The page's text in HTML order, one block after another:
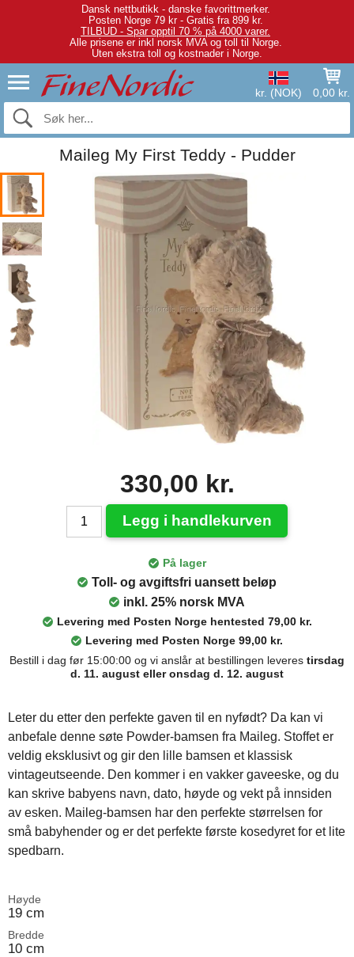
Dansk nettbutikk - danske favorittmerker.
Posten Norge 79 kr - Gratis fra 899 kr.
TILBUD - Spar opptil 70 % på 4000 varer.
Alle prisene er inkl norsk MVA og toll til Norge.
Uten ekstra toll og kostnader i Norge.
kr. (NOK) 0,00 kr.
Maileg My First Teddy - Pudder
330,00 kr.
Legg i handlekurven
På lager
Toll- og avgiftsfri uansett beløp
inkl. 25% norsk MVA
Levering med Posten Norge hentested 79,00 kr.
Levering med Posten Norge 99,00 kr.
Bestill i dag før 15:00:00 og vi anslår at bestillingen leveres tirsdag
d. 11. august eller onsdag d. 12. august
Leter du etter den perfekte gaven til en nyfødt? Da kan vi
anbefale denne søte Powder-bamsen fra Maileg. Stoffet er
veldig eksklusivt og gir den lille bamsen et klassisk
vintageutseende. Den kommer i en vakker gaveeske, og du
kan skrive babyens navn, dato, høyde og vekt på innsiden
av esken. Maileg-bamsen har den perfekte størrelsen for
små babyhender og er det perfekte første kosedyret for et lite
spedbarn.
Høyde
19 cm
Bredde
10 cm